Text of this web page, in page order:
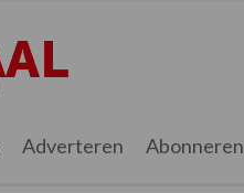
Adverteren Abonneren